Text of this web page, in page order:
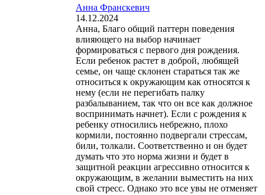
Анна Франскевич
14.12.2024
Анна, Благо общий паттерн поведения
влияющего на выбор начинает
формироваться с первого дня рождения.
Если ребенок растет в доброй, любящей
семье, он чаще склонен стараться так же
относиться к окружающим как относятся к
нему (если не перегибать палку
разбалыванием, так что он все как должное
воспринимать начнет). Если с рождения к
ребенку относились небрежно, плохо
кормили, постоянно подвергали стрессам,
били, толкали. Соответственно и он будет
думать что это норма жизни и будет в
защитной реакции агрессивно относится к
окружающим, в желании выместить на них
свой стресс. Однако это все увы не отменяет